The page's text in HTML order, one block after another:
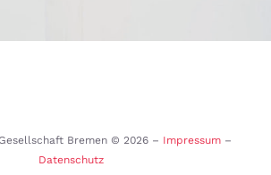
Bremen © 2026 – Impressum –
Datenschutz